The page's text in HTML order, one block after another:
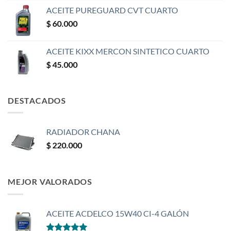
ACEITE PUREGUARD CVT CUARTO
$60.000
ACEITE KIXX MERCON SINTETICO CUARTO
$45.000
DESTACADOS
RADIADOR CHANA
$ 220.000
MEJOR VALORADOS
ACEITE ACDELCO 15W40 CI-4 GALÓN